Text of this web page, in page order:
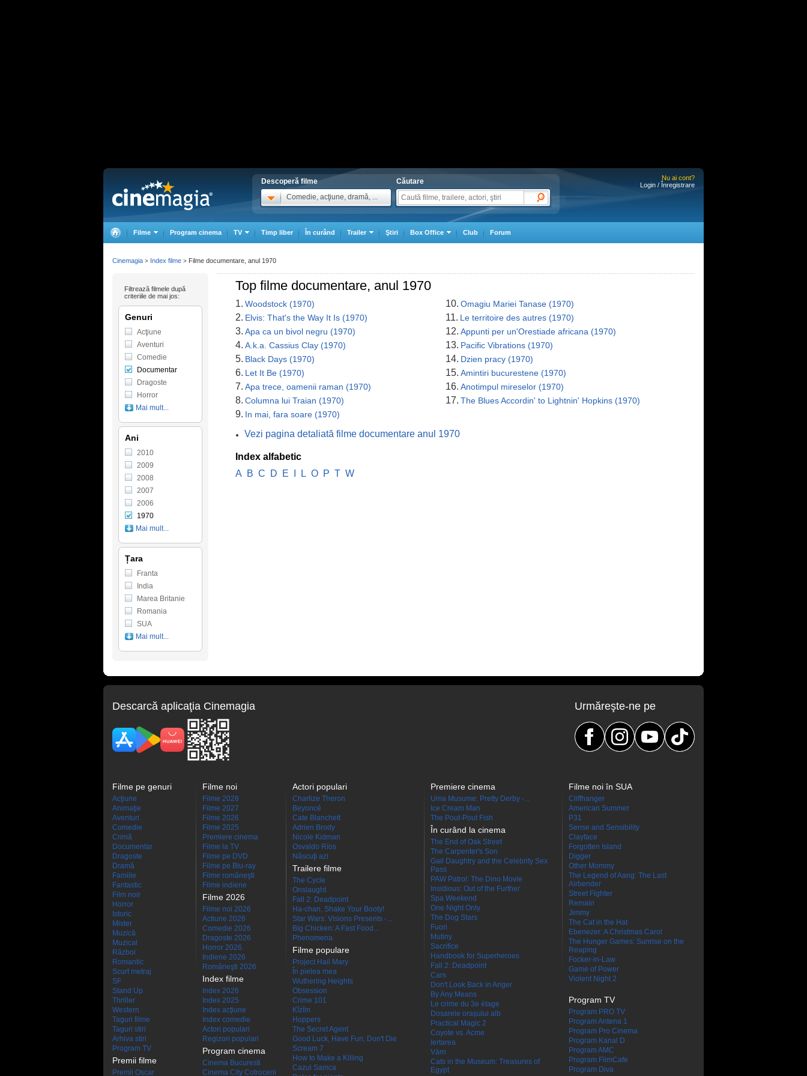
Descoperă filme
Comedie, acţiune, dramă, ...
Căutare
Nu ai cont?
Login / Înregistrare
Filme Program cinema TV Timp liber În curând Trailer Ştiri Box Office Club Forum
Top filme documentare, anul 1970
1. Woodstock (1970)
2. Elvis: That's the Way It Is (1970)
3. Apa ca un bivol negru (1970)
4. A.k.a. Cassius Clay (1970)
5. Black Days (1970)
6. Let It Be (1970)
7. Apa trece, oamenii raman (1970)
8. Columna lui Traian (1970)
9. In mai, fara soare (1970)
10. Omagiu Mariei Tanase (1970)
11. Le territoire des autres (1970)
12. Appunti per un'Orestiade africana (1970)
13. Pacific Vibrations (1970)
14. Dzien pracy (1970)
15. Amintiri bucurestene (1970)
16. Anotimpul mireselor (1970)
17. The Blues Accordin' to Lightnin' Hopkins (1970)
Vezi pagina detaliată filme documentare anul 1970
Index alfabetic
A
B C D E L O P T W
Filtrează filmele după
criteriile de mai jos:
Genuri
Acţiune
Aventuri
Comedie
Documentar
Dragoste
Horror
Mai mult...
Ani
2010
2009
2008
2007
2006
1970
Mai mult...
Țara
Franta
India
Marea Britanie
Romania
SUA
Mai mult...
Cinemagia > Index filme > Filme documentare, anul 1970
Descarcă aplicaţia Cinemagia Urmăreşte-ne pe
Filme pe genuri
Acţiune
Animaţie
Aventuri
Comedie
Crimă
Documentar
Dragoste
Dramă
Familie
Fantastic
Film noir
Horror
Istoric
Mister
Muzică
Muzical
Război
Romantic
Scurt metraj
SF
Stand Up
Thriller
Western
Taguri filme
Taguri stiri
Arhiva stiri
Program TV
Premii filme
Premii Oscar
Filme noi
Filme 2028
Filme 2027
Filme 2026
Filme 2025
Premiere cinema
Filme la TV
Filme pe DVD
Filme pe Blu-ray
Filme româneşti
Filme indiene
Filme 2026
Filme noi 2026
Actiune 2026
Comedie 2026
Dragoste 2026
Horror 2026
Indiene 2026
Româneşti 2026
Index filme
Index 2026
Index 2025
Index acţiune
Index comedie
Actori populari
Regizori populari
Program cinema
Cinema Bucuresti
Cinema City Cotroceni
Actori populari
Charlize Theron
Beyoncé
Cate Blanchett
Adrien Brody
Nicole Kidman
Osvaldo Ríos
Născuţi azi
Trailere filme
The Cycle
Onslaught
Fall 2: Deadpoint
Ha-chan, Shake Your Booty!
Star Wars: Visions Presents -...
Big Chicken: A Fast Food...
Phenomena
Filme populare
Project Hail Mary
În pielea mea
Wuthering Heights
Obsession
Crime 101
Kîzîm
Hoppers
The Secret Agent
Good Luck, Have Fun, Don't Die
Scream 7
How to Make a Killing
Cazul Samca
Premiere cinema
Uma Musume: Pretty Derby -...
Ice Cream Man
The Pout-Pout Fish
În curând la cinema
The End of Oak Street
The Carpenter's Son
Gail Daughtry and the Celebrity Sex
Pass
PAW Patrol: The Dino Movie
Insidious: Out of the Further
Spa Weekend
One Night Only
The Dog Stars
Fuori
Mutiny
Sacrifice
Handbook for Superheroes
Fall 2: Deadpoint
Cars
Don't Look Back in Anger
By Any Means
Le crime du 3e étage
Dosarele orașului alb
Practical Magic 2
Coyote vs. Acme
Iertarea
Värn
Cats in the Museum: Treasures of
Egypt
Filme noi în SUA
Cliffhanger
American Summer
P31
Sense and Sensibility
Clayface
Forgotten Island
Digger
Other Mommy
The Legend of Aang: The Last
Airbender
Street Fighter
Remain
Jimmy
The Cat in the Hat
Ebenezer: A Christmas Carol
The Hunger Games: Sunrise on the
Reaping
Focker-in-Law
Game of Power
Violent Night 2
Program TV
Program PRO TV
Program Antena 1
Program Pro Cinema
Program Kanal D
Program AMC
Program FilmCafe
Program Diva